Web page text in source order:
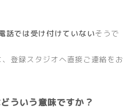
話では受け付けていないそうで
登録スタジオへ直接ご連絡をお
ういう意味ですか？